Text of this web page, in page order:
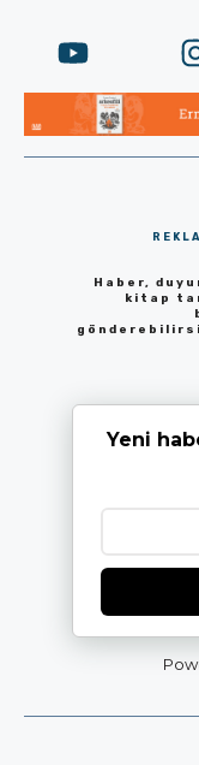
Haber,
kitap
Yeni